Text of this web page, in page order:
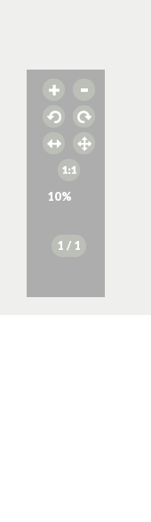
10%
1 / 1